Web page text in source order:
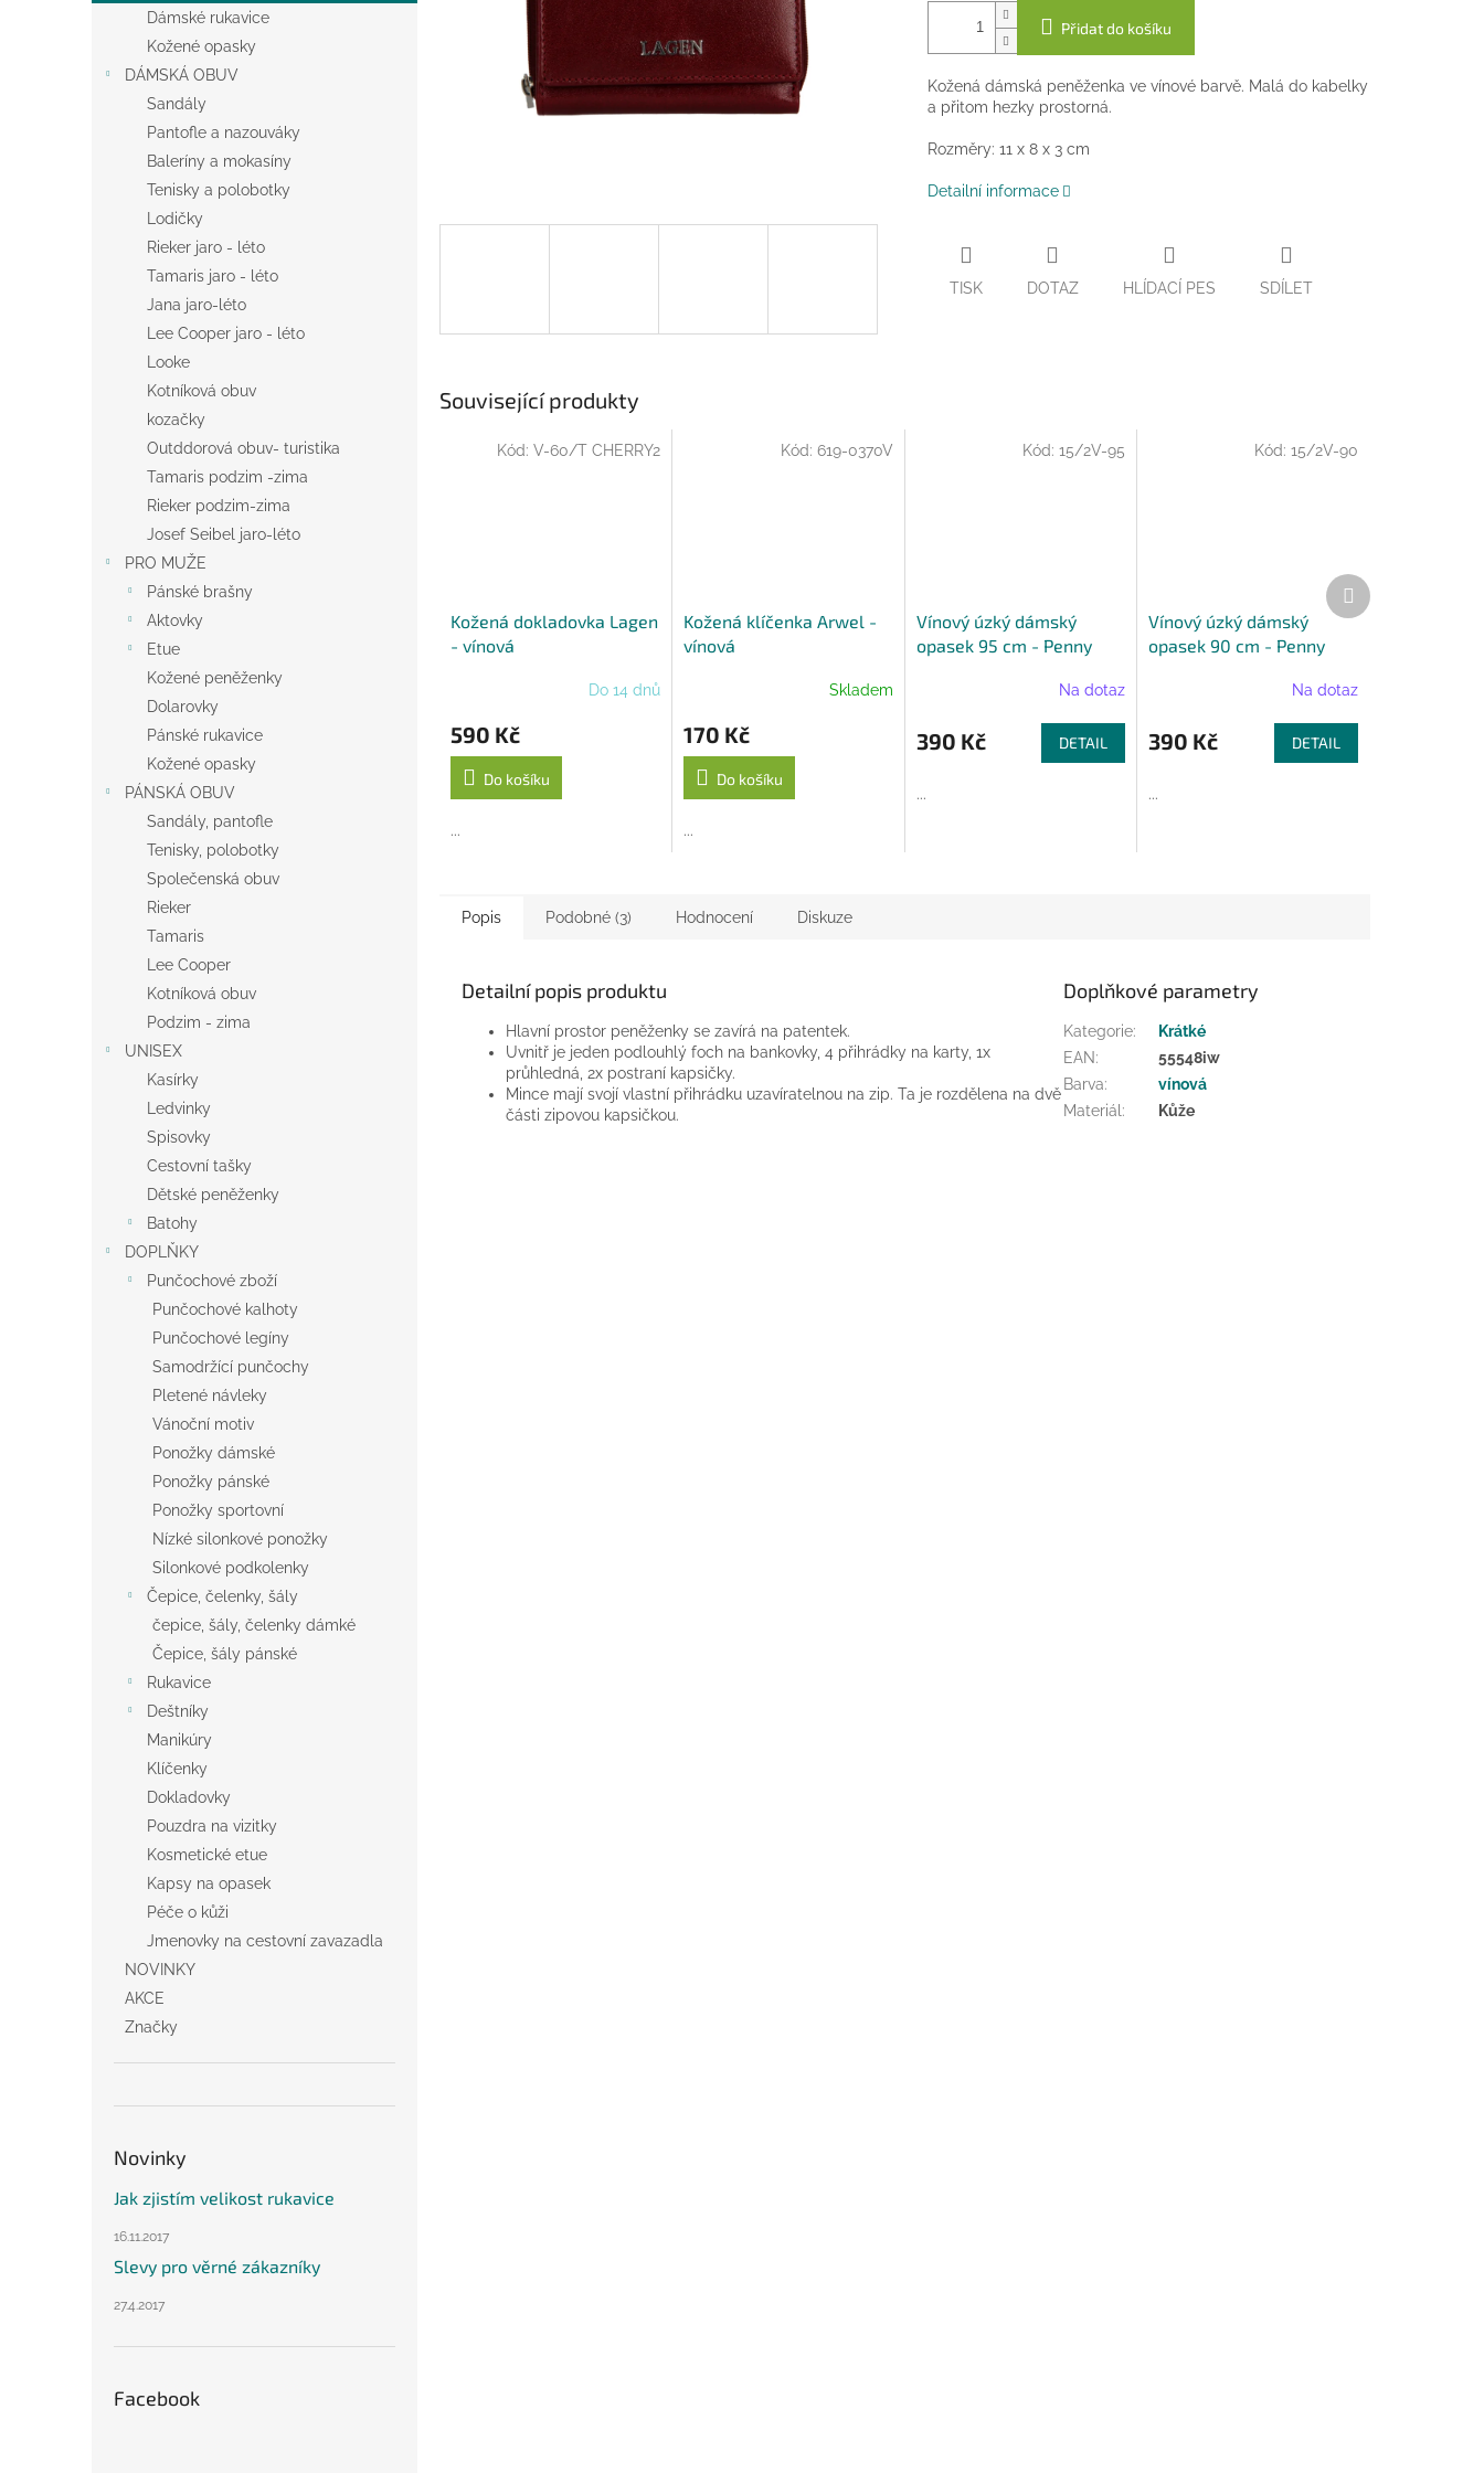
n
Dámské rukavice
Kožené opasky
DÁMSKÁ OBUV
Sandály
Pantofle a nazouváky
Baleríny a mokasíny
Tenisky a polobotky
Lodičky
Rieker jaro - léto
Tamaris jaro - léto
Jana jaro-léto
Lee Cooper jaro - léto
Looke
Kotníková obuv
kozačky
Outddorová obuv- turistika
Tamaris podzim -zima
Rieker podzim-zima
Josef Seibel jaro-léto
PRO MUŽE
Pánské brašny
Aktovky
Etue
Kožené peněženky
Dolarovky
Pánské rukavice
Kožené opasky
PÁNSKÁ OBUV
Sandály, pantofle
Tenisky, polobotky
Společenská obuv
Rieker
Tamaris
Lee Cooper
Kotníková obuv
Podzim - zima
UNISEX
Kasírky
Ledvinky
Spisovky
Cestovní tašky
Dětské peněženky
Batohy
DOPLŇKY
Punčochové zboží
Punčochové kalhoty
Punčochové legíny
Samodržící punčochy
Pletené návleky
Vánoční motiv
Ponožky dámské
Ponožky pánské
Ponožky sportovní
Nízké silonkové ponožky
Silonkové podkolenky
Čepice, čelenky, šály
čepice, šály, čelenky dámké
Čepice, šály pánské
Rukavice
Deštníky
Manikúry
Klíčenky
Dokladovky
Pouzdra na vizitky
Kosmetické etue
Kapsy na opasek
Péče o kůži
Jmenovky na cestovní zavazadla
NOVINKY
AKCE
Značky
Novinky
Jak zjistím velikost rukavice
16.11.2017
Slevy pro věrné zákazníky
27.4.2017
Facebook
Přidat do košíku
Kožená dámská peněženka ve vínové barvě. Malá do kabelky
a přitom hezky prostorná.
Rozměry: 11 x 8 x 3 cm
Detailní informace
TISK DOTAZ HLÍDACÍ PES SDÍLET
Související produkty
Kožená dokladovka Lagen
- vínová
Do 14 dnů
590 Kč
Do košíku
...
Kód: V-60/T CHERRY2
Kožená klíčenka Arwel -
vínová
Skladem
170 Kč
Do košíku
...
Kód: 619-0370V
Vínový úzký dámský
opasek 95 cm - Penny
Na dotaz
390 Kč DETAIL
...
Kód:15/2V-95
Vínový úzký dámský
opasek 90 cm - Penny
Na dotaz
390 Kč DETAIL
...
Kód: 15/2V-90
Další
produkt
Popis Podobné (3) Hodnocení Diskuze
Detailní popis produktu
Hlavní prostor peněženky se zavírá na patentek.
Uvnitř je jeden podlouhlý foch na bankovky, 4 přihrádky na karty, 1x
průhledná, 2x postraní kapsičky.
Mince mají svojí vlastní přihrádku uzavíratelnou na zip. Ta je rozdělena na dvě
části zipovou kapsičkou.
Doplňkové parametry
Kategorie:
Krátké
EAN:
55548iw
Barva:
vínová
Materiál : Kůže